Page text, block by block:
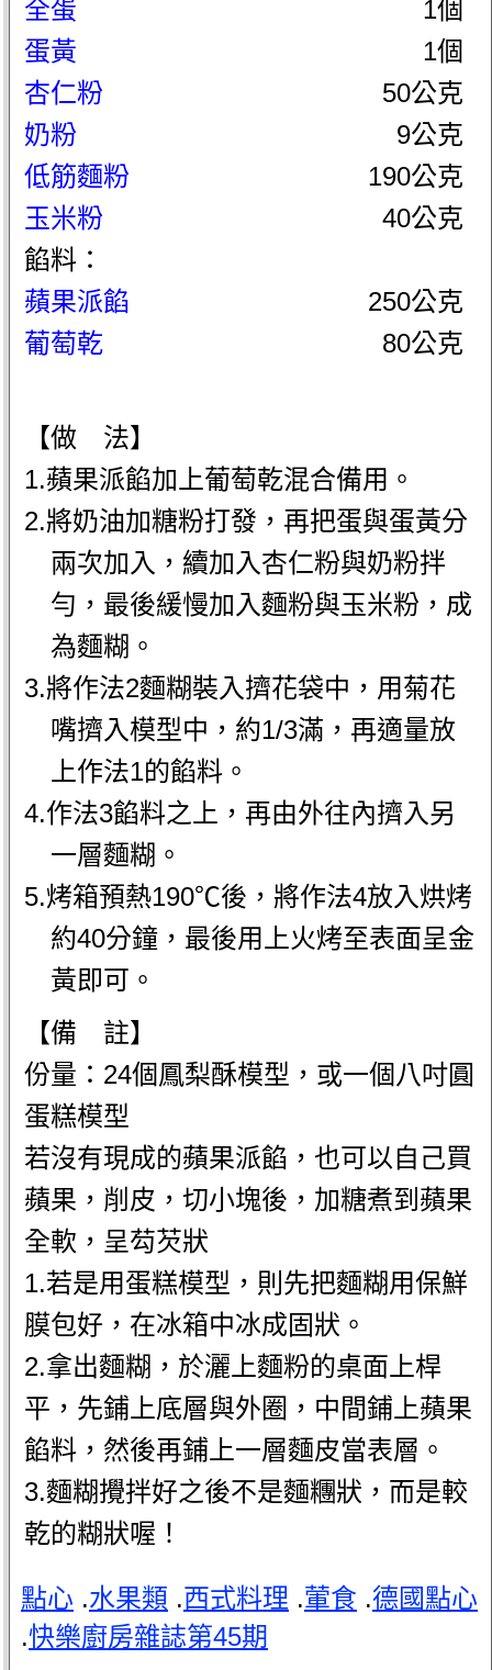
全蛋
1個
蛋黃
1個
杏仁粉
50公克
奶粉
9公克
低筋麵粉
190公克
玉米粉
40公克
餡料：
蘋果派餡
250公克
葡萄乾
80公克
【做 法】
1.蘋果派餡加上葡萄乾混合備用。
2.將奶油加糖粉打發，再把蛋與蛋黃分
兩次加入，續加入杏仁粉與奶粉拌
勻，最後緩慢加入麵粉與玉米粉，成
為麵糊。
3.將作法2麵糊裝入擠花袋中，用菊花
嘴擠入模型中，約1/3滿，再適量放
上作法1的餡料。
4.作法3餡料之上，再由外往內擠入另
一層麵糊。
5.烤箱預熱190℃後，將作法4放入烘烤
約40分鐘，最後用上火烤至表面呈金
黃即可。
【備 註】
份量：24個鳳梨酥模型，或一個八吋圓
蛋糕模型
若沒有現成的蘋果派餡，也可以自己買
蘋果，削皮，切小塊後，加糖煮到蘋果
全軟，呈芶芡狀
1.若是用蛋糕模型，則先把麵糊用保鮮
膜包好，在冰箱中冰成固狀。
2.拿出麵糊，於灑上麵粉的桌面上桿
平，先鋪上底層與外圈，中間鋪上蘋果
餡料，然後再鋪上一層麵皮當表層。
3.麵糊攪拌好之後不是麵糰狀，而是較
乾的糊狀喔！
點心 .水果類 .西式料理 .葷食 .德國點心
.快樂廚房雜誌第45期